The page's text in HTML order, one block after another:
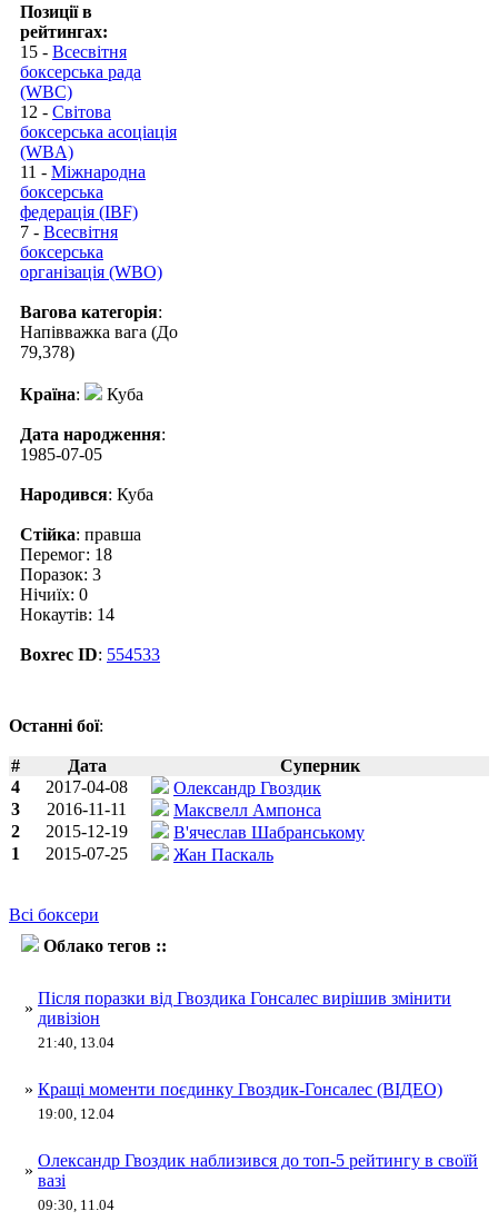
Позиції в
рейтингах:
15 - Всесвітня
боксерська рада
(WBC)
12 - Світова
боксерська асоціація
(WBA)
11 - Міжнародна
боксерська
федерація (IBF)
7 - Всесвітня
боксерська
організація (WBO)
Вагова категорія:
Напівважка вага (До
79,378)
Країна: Куба
Дата народження:
1985-07-05
Народився: Куба
Стійка: правша
Перемог: 18
Поразок: 3
Нічиїх: 0
Нокаутів: 14
Boxrec ID: 554533
Останні бої:
# Дата
Суперник
4
2017-04-08
Олександр Гвоздик
3
2016-11-11
Максвелл Ампонса
2
2015-12-19
В'ячеслав Шабранському
1
2015-07-25 Жан Паскаль
Всі боксери
Облако тегов ::
»
Після поразки від Гвоздика Гонсалес вирішив змінити
дивізіон
21:40, 13.04
» Кращі моменти поєдинку Гвоздик-Гонсалес (ВІДЕО)
19:00, 12.04
»
Олександр Гвоздик наблизився до топ-5 рейтингу в своїй
вазі
09:30, 11.04